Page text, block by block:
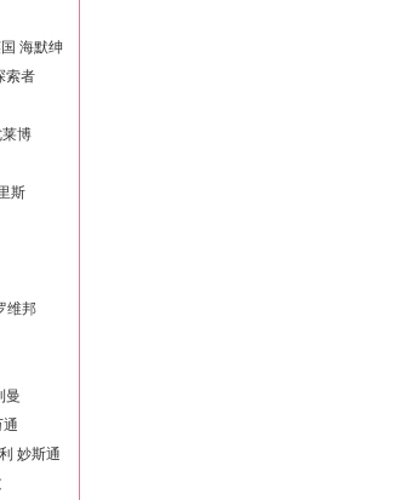
海默绅
索者
博
斯
维邦
曼
妙斯通